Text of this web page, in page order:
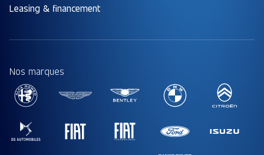
Leasing & financement
Nos marques